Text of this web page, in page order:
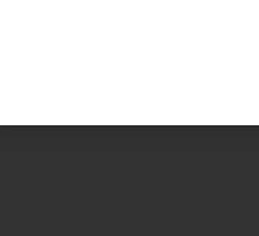
من المعلومات؟ يسعدنا مساعدتك.